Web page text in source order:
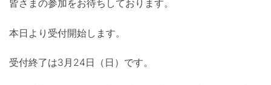
皆さまの参加をお待ちしております。
本日より受付開始します。
受付終了は3月24日（日）です。